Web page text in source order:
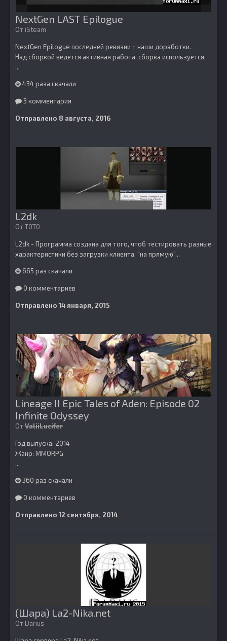
NextGen LAST Epilogue
От iSteam
NextGen Epilogue последней ревизии + наши доработки.
Над сборкой ведется активная работа, сборка используется.
...
434 раза скачали
3 комментария
Отправлено 8 августа, 2016
L2dk
ОтT0T0
L2dk - Программа создана для того, чтоб тестировать разные
характеристики без загрузки клиента, "на прямую"...
665 раз скачали
0 комментариев
Отправлено14 января, 2015
Lineage II Epic Tales of Aden: Episode 02
Infinite Odyssey
ОтValiiLucifer
Год выпуска: 2014
Жанр: MMORPG
...
360 раз скачали
0 комментариев
Отправлено12 сентября, 2014
(Шара) La2-Nika.net
ОтDarius